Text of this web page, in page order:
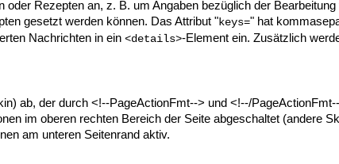
oder Rezepten an, z. B. um Angaben bezüglich der
gesetzt werden können. Das Attribut "keys=" hat
Nachrichten in ein <details>-Element ein. Zusätzlich
ab, der durch <!--PageActionFmt--> und <!--/
im oberen rechten Bereich der Seite abgeschaltet (andere
am unteren Seitenrand aktiv.